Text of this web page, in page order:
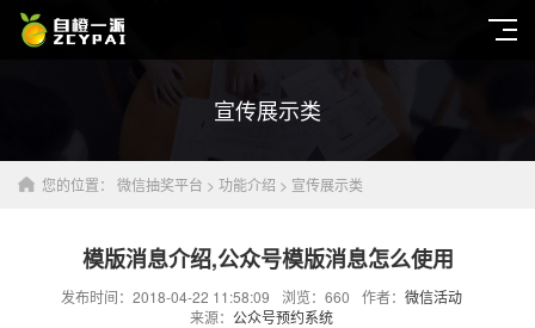
宣传展示类
您的位置： 微信抽奖平台 > 功能介绍 > 宣传展示类
模版消息介绍,公众号模版消息怎么使用
发布时间：2018-04-22 11:58:09 浏览： 660 作者： 微信活动
来源： 公众号预约系统